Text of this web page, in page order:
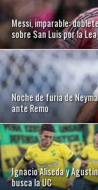
Messi, imparable:
sobre San Luis por la
Noche de furia de
ante Remo
Ignacio Aliseda y
busca la UC